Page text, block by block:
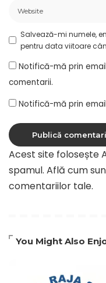
Salvează-mi numele,
pentru data viitoare
Notifică-mă prin
comentarii.
Notifică-mă prin
Acest site folosește
spamul. Află cum
comentariilor tale.
You Might Also